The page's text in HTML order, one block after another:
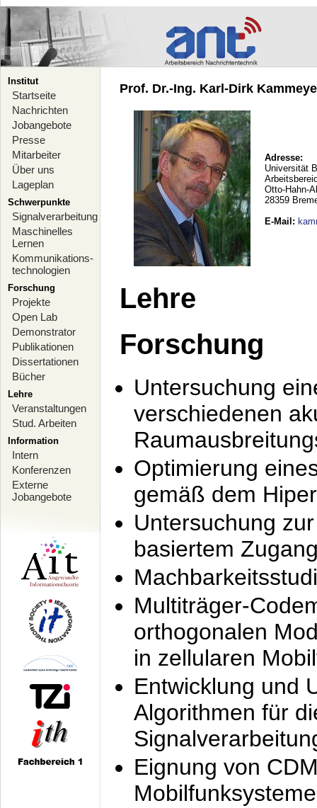
Institut
Startseite
Nachrichten
Jobangebote
Presse
Mitarbeiter
Über uns
Lageplan
Schwerpunkte
Signalverarbeitung
Maschinelles
Lernen
Kommunikations-
technologien
Forschung
Projekte
Open Lab
Demonstrator
Publikationen
Dissertationen
Bücher
Lehre
Veranstaltungen
Stud. Arbeiten
Information
Intern
Konferenzen
Externe
Jobangebote
Prof. Dr.-Ing. Karl-Dirk
Adresse:
Universität
Otto-Hahn-
28359
E-Mail :
Lehre
Forschung
Untersuchung
verschiedenen
Optimierung
gemäß dem
Untersuchung
basiertem
Multiträger-
orthogonalen
in zellularen
Entwicklung und
Algorithmen für
Eignung von
Mobilfunksysteme